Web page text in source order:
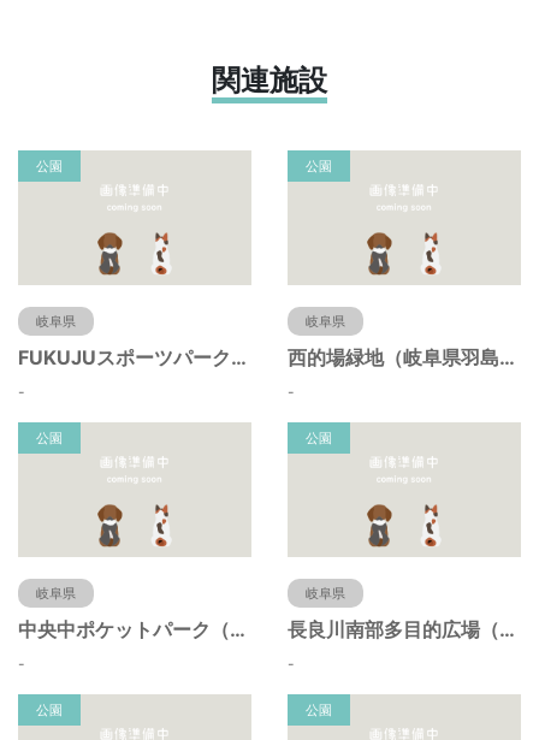
関連施設
公園
岐阜県
FUKUJUスポーツパーク（羽島市運動公園）（岐阜県羽島市）
-
公園
岐阜県
西的場緑地（岐阜県羽島市）
-
公園
岐阜県
中央中ポケットパーク（岐阜県羽島市）
-
公園
岐阜県
長良川南部多目的広場（岐阜県羽島市）
-
公園 公園